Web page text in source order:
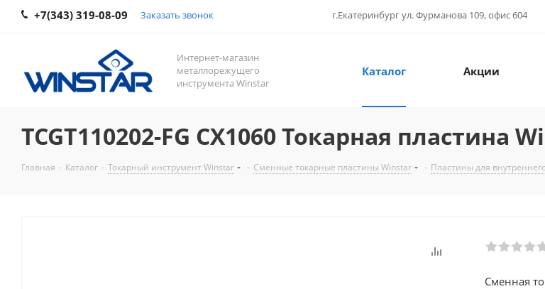
+7(343) 319-08-09 Заказать звонок г.Екатеринбург ул. Фурманова 109, офис 604
Интернет-магазин
металлорежущего
инструмента Winstar
Каталог Акции
TCGT110202-FG CX1060 Токарная пластина
Главная - Каталог - Токарный инструмент Winstar - Сменные токарные пластины Winstar - Пластины для
Сменная